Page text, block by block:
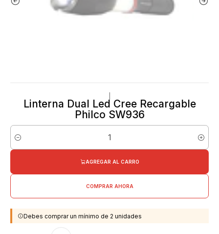
Linterna Dual Led Cree Recargable
Philco SW936
Cantidad
AGREGAR AL CARRO
COMPRAR AHORA
Debes comprar un mínimo de 2 unidades